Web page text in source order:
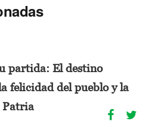
partida: El destino
felicidad del pueblo y la
Patria